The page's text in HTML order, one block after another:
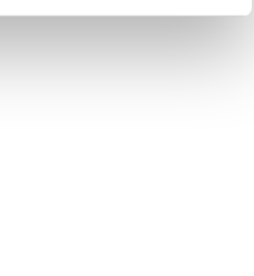
ve sitemizde ilgili